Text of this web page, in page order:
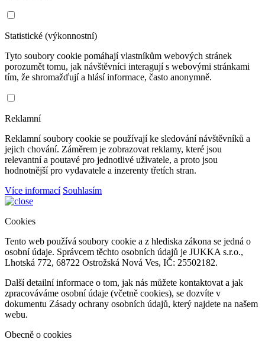
Statistické (výkonnostní)
Tyto soubory cookie pomáhají vlastníkům webových stránek
porozumět tomu, jak návštěvníci interagují s webovými stránkami
tím, že shromažďují a hlásí informace, často anonymně.
Reklamní
Reklamní soubory cookie se používají ke sledování návštěvníků a
jejich chování. Záměrem je zobrazovat reklamy, které jsou
relevantní a poutavé pro jednotlivé uživatele, a proto jsou
hodnotnější pro vydavatele a inzerenty třetích stran.
Více informací Souhlasím
Cookies
Tento web používá soubory cookie a z hlediska zákona se jedná o
osobní údaje. Správcem těchto osobních údajů je JUKKA s.r.o.,
Lhotská 772, 68722 Ostrožská Nová Ves, IČ: 25502182.
Další detailní informace o tom, jak nás můžete kontaktovat a jak
zpracováváme osobní údaje (včetně cookies), se dozvíte v
dokumentu Zásady ochrany osobních údajů, který najdete na našem
webu.
Obecně o cookies